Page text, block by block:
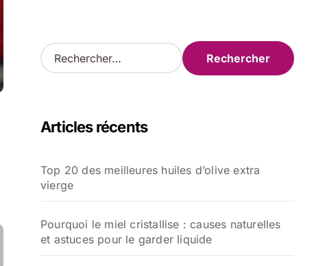
R
e
r
e
r
Articles récents
Top 20 des meilleures huiles d’olive extra
vierge
Pourquoi le miel cristallise : causes naturelles
et astuces pour le garder liquide